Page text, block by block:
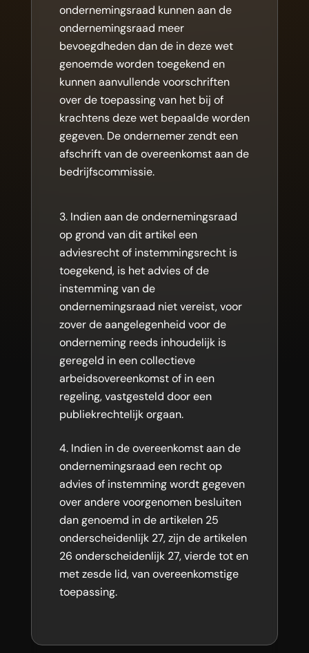
ondernemingsraad kunnen aan de
ondernemingsraad meer
bevoegdheden dan de in deze wet
genoemde worden toegekend en
kunnen aanvullende voorschriften
over de toepassing van het bij of
krachtens deze wet bepaalde worden
gegeven. De ondernemer zendt een
afschrift van de overeenkomst aan de
bedrijfscommissie.
Indien aan de ondernemingsraad
op grond van dit artikel een
adviesrecht of instemmingsrecht is
toegekend, is het advies of de
instemming van de
ondernemingsraad niet vereist, voor
zover de aangelegenheid voor de
onderneming reeds inhoudelijk is
geregeld in een collectieve
arbeidsovereenkomst of in een
regeling, vastgesteld door een
publiekrechtelijk orgaan.
Indien in de overeenkomst aan de
ondernemingsraad een recht op
advies of instemming wordt gegeven
over andere voorgenomen besluiten
dan genoemd in de artikelen 25
onderscheidenlijk 27, zijn de artikelen
26 onderscheidenlijk 27, vierde tot en
met zesde lid, van overeenkomstige
toepassing.